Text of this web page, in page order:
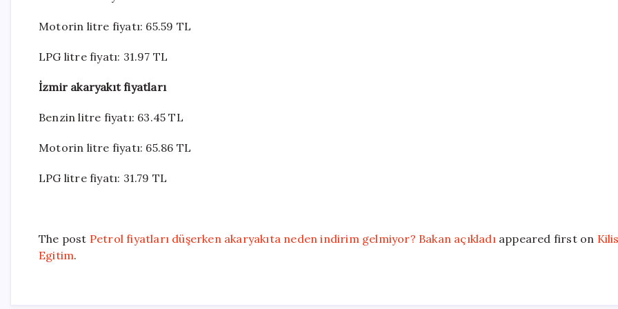
Motorin litre fiyatı: 65.59 TL
LPG litre fiyatı: 31.97 TL
İzmir akaryakıt fiyatları
Benzin litre fiyatı: 63.45 TL
Motorin litre fiyatı: 65.86 TL
LPG litre fiyatı: 31.79 TL
The post Petrol fiyatları düşerken akaryakıta neden indirim gelmiyor? Bakan açıkladı appeared first on
Egitim.